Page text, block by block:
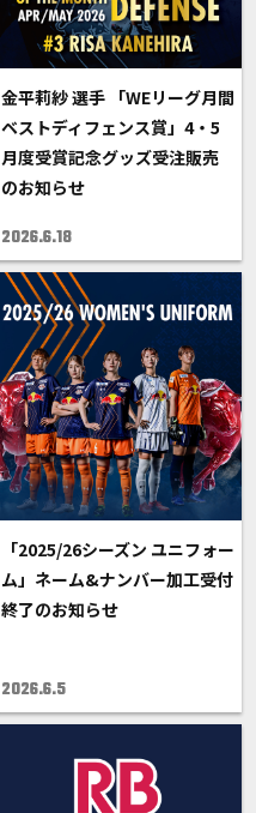
金平莉紗 選手 「WEリーグ月間
ベストディフェンス賞」4・5
月度受賞記念グッズ受注販売
のお知らせ
2026.6.18
「2025/26シーズン ユニフォー
ム」ネーム&ナンバー加工受付
終了のお知らせ
2026.6.5